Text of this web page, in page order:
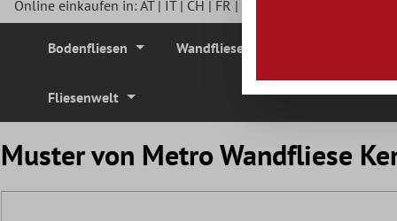
Online einkaufen in:AT| IT| CH | FR |
Bodenfliesen Wandfliesen
Fliesenwelt
Muster von Metro Wandfliese